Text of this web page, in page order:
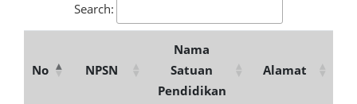
Search:
No NPSN
Nama
Satuan
Pendidikan
Alamat